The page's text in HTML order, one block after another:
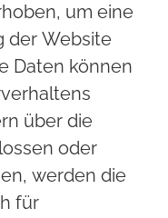
um eine
der Website
Daten können
über die
oder
werden die
für